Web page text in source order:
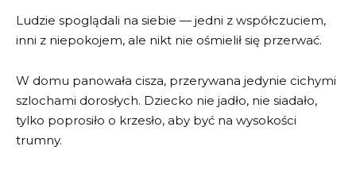
Ludzie spoglądali na siebie — jedni z współczuciem,
inni z niepokojem, ale nikt nie ośmielił się przerwać.
W domu panowała cisza, przerywana jedynie cichymi
szlochami dorosłych. Dziecko nie jadło, nie siadało,
tylko poprosiło o krzesło, aby być na wysokości
trumny.